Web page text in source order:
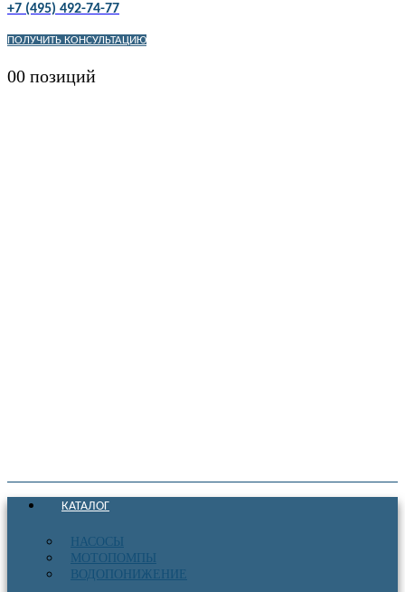
+7 (495) 492-74-77
ПОЛУЧИТЬ КОНСУЛЬТАЦИЮ
00 позиций
КАТАЛОГ
НАСОСЫ
МОТОПОМПЫ
ВОДОПОНИЖЕНИЕ